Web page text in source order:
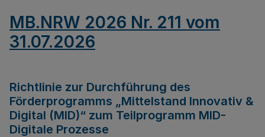
MB.NRW 2026 Nr. 211 vom
31.07.2026
Richtlinie zur Durchführung des
Förderprogramms „Mittelstand Innovativ &
Digital (MID)“ zum Teilprogramm MID-
Digitale Prozesse